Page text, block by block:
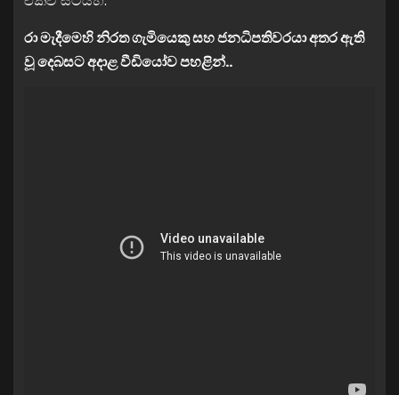
රා මැදීමෙහි නිරත ගැමියෙකු සහ ජනධිපතිවරයා අතර ඇති
වූ දෙබසට අදාළ වීඩියෝව පහළින්..